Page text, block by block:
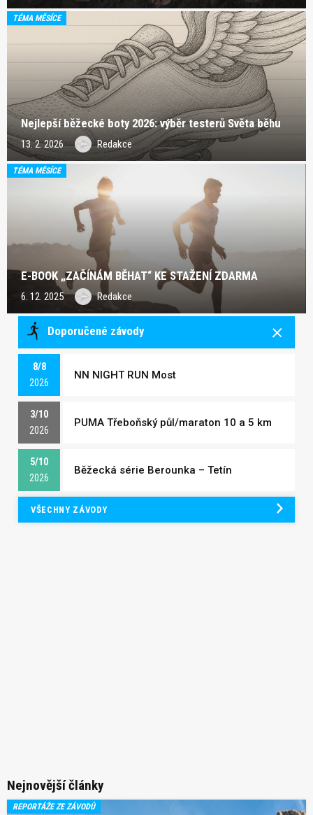
TÉMA MĚSÍCE
Nejlepší běžecké boty 2026: výběr testerů Světa běhu
13. 2. 2026 Redakce
TÉMA MĚSÍCE
E-BOOK „ZAČÍNÁM BĚHAT“ KE STAŽENÍ ZDARMA
6. 12. 2025 Redakce
Doporučené závody
8/8
2026
NN NIGHT RUN Most
3/10
2026
PUMA Třeboňský půl/maraton 10 a 5 km
5/10
2026
Běžecká série Berounka – Tetín
VŠECHNY ZÁVODY
Nejnovější články
REPORTÁŽE ZE ZÁVODŮ